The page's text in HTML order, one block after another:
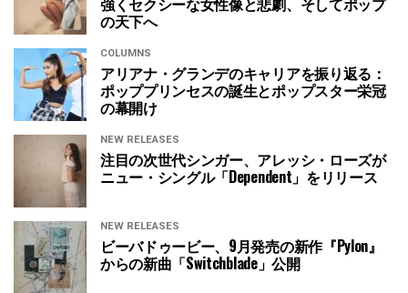
の天下へ
COLUMNS
アリアナ・グランデのキャリアを振り返る：
ポッププリンセスの誕生とポップスター栄冠
の幕開け
NEW RELEASES
注目の次世代シンガー、アレッシ・ローズが
ニュー・シングル「Dependent」をリリース
NEW RELEASES
ビーバドゥービー、9月発売の新作『Pylon』
からの新曲「Switchblade」公開